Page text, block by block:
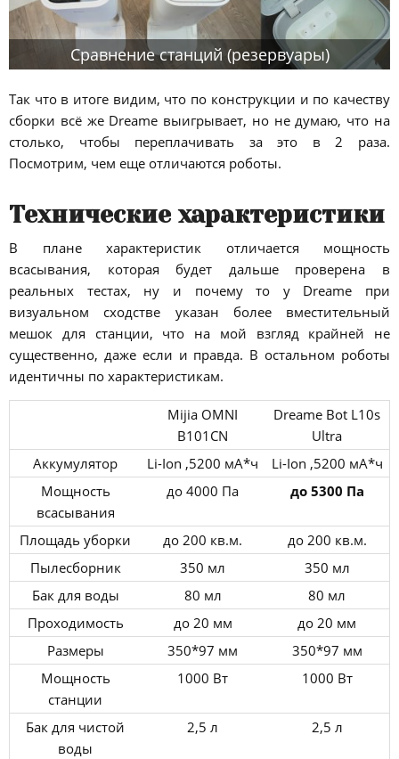
Сравнение станций (резервуары)
Так что в итоге видим, что по конструкции и по качеству
сборки всё же Dreame выигрывает, но не думаю, что на
столько, чтобы переплачивать за это в 2 раза.
Посмотрим, чем еще отличаются роботы.
Технические характеристики
В плане характеристик отличается мощность
всасывания, которая будет дальше проверена в
реальных тестах, ну и почему то у Dreame при
визуальном сходстве указан более вместительный
мешок для станции, что на мой взгляд крайней не
существенно, даже если и правда. В остальном роботы
идентичны по характеристикам.
Mijia OMNI
B101CN
Dreame Bot L10s
Ultra
Аккумулятор
Li-Ion ,5200 мА*ч
Li-Ion ,5200 мА*ч
Мощность
всасывания
до 4000 Па до 5300 Па
Площадь уборки до 200 кв.м.
до 200 кв.м.
Пылесборник
350 мл
350 мл
Бак для воды
80 мл
80 мл
Проходимость
до 20 мм
до 20 мм
Размеры
350*97 мм
350*97 мм
Мощность
станции
1000 Вт 1000 Вт
Бак для чистой
воды
2,5 л 2,5 л